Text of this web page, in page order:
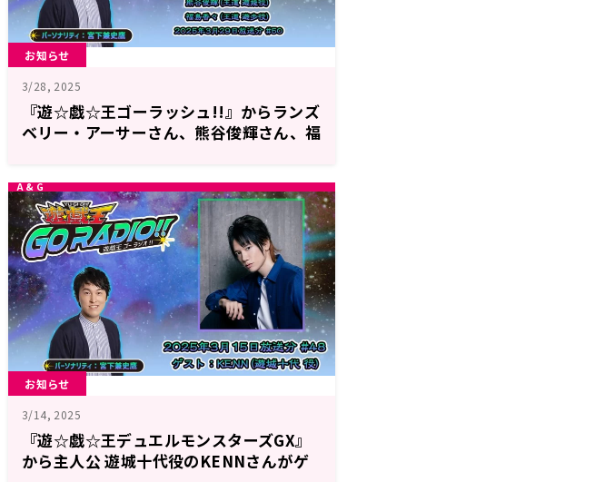
お知らせ
3/28, 2025
『遊☆戯☆王ゴーラッシュ!!』からランズ
ベリー・アーサーさん、熊谷俊輝さん、福
RADIO!!』第50回
お知らせ
3/14, 2025
『遊☆戯☆王デュエルモンスターズGX』
から主人公 遊城十代役のKENNさんがゲ